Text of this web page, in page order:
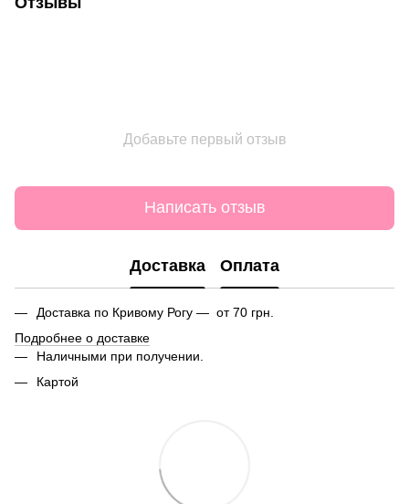
Добавьте первый отзыв
Написать отзыв
Доставка Оплата
Доставка по Кривому Рогу — от 70 грн.
Подробнее о доставке
Наличными при получении.
Картой